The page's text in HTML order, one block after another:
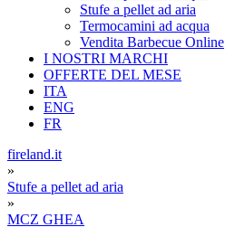
Stufe a pellet ad aria
Termocamini ad acqua
Vendita Barbecue Online
I NOSTRI MARCHI
OFFERTE DEL MESE
ITA
ENG
FR
fireland.it
»
Stufe a pellet ad aria
»
MCZ GHEA